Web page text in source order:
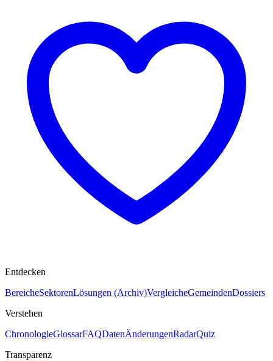
Entdecken
BereicheSektorenLösungen (Archiv)VergleicheGemeindenDossiers
Verstehen
ChronologieGlossarFAQDatenÄnderungenRadarQuiz
Transparenz